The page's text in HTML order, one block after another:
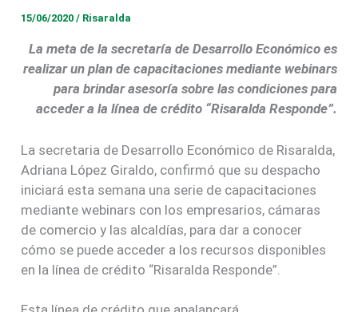
15/06/2020/ Risaralda
La meta de la secretaría de Desarrollo Económico es
realizar un plan de capacitaciones mediante webinars
para brindar asesoría sobre las condiciones para
acceder a la línea de crédito “Risaralda Responde”.
La secretaria de Desarrollo Económico de Risaralda,
Adriana López Giraldo, confirmó que su despacho
iniciará esta semana una serie de capacitaciones
mediante webinars con los empresarios, cámaras
de comercio y las alcaldías, para dar a conocer
cómo se puede acceder a los recursos disponibles
en la línea de crédito “Risaralda Responde”.